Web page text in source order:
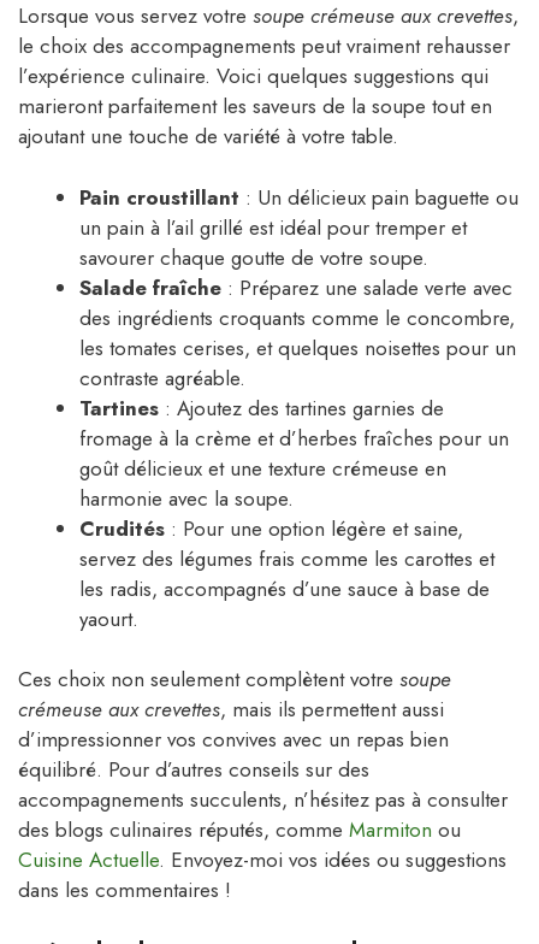
Lorsque vous servez votre soupe crémeuse aux crevettes,
le choix des accompagnements peut vraiment rehausser
l’expérience culinaire. Voici quelques suggestions qui
marieront parfaitement les saveurs de la soupe tout en
ajoutant une touche de variété à votre table.
Pain croustillant : Un délicieux pain baguette ou
un pain à l’ail grillé est idéal pour tremper et
savourer chaque goutte de votre soupe.
Salade fraîche : Préparez une salade verte avec
des ingrédients croquants comme le concombre,
les tomates cerises, et quelques noisettes pour un
contraste agréable.
Tartines : Ajoutez des tartines garnies de
fromage à la crème et d’herbes fraîches pour un
goût délicieux et une texture crémeuse en
harmonie avec la soupe.
Crudités : Pour une option légère et saine,
servez des légumes frais comme les carottes et
les radis, accompagnés d’une sauce à base de
yaourt.
Ces choix non seulement complètent votre soupe
crémeuse aux crevettes, mais ils permettent aussi
d’impressionner vos convives avec un repas bien
équilibré. Pour d’autres conseils sur des
accompagnements succulents, n’hésitez pas à consulter
des blogs culinaires réputés, comme Marmiton ou
Cuisine Actuelle. Envoyez-moi vos idées ou suggestions
dans les commentaires !